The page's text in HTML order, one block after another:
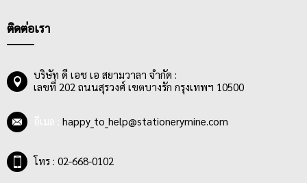
ติดต่อเรา
บริษัท ดี เอช เอ สยามวาลา จำกัด :
เลขที่ 202 ถนนสุรวงศ์ เขตบางรัก กรุงเทพฯ 10500
happy_to_help@stationerymine.com
โทร : 02-668-0102